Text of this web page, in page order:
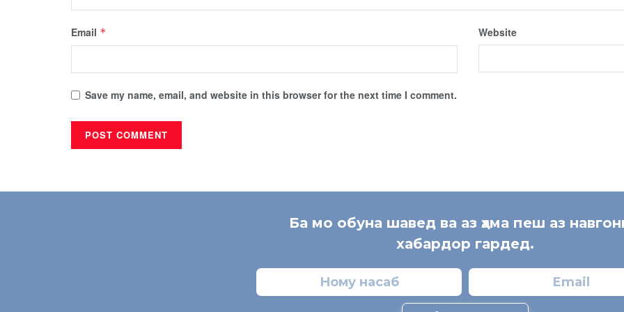
Email * Website
Save my name, email, and website in this browser for the next time I comment.
Ба мо обуна шавед ва аз ҳама пеш аз
хабардор гардед.